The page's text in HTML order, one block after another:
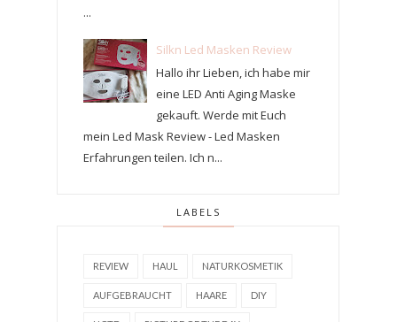
...
Silkn Led Masken Review
Hallo ihr Lieben, ich habe mir
eine LED Anti Aging Maske
gekauft. Werde mit Euch
mein Led Mask Review - Led Masken
Erfahrungen teilen. Ich n...
LABELS
REVIEW HAUL NATURKOSMETIK
AUFGEBRAUCHT HAARE DIY